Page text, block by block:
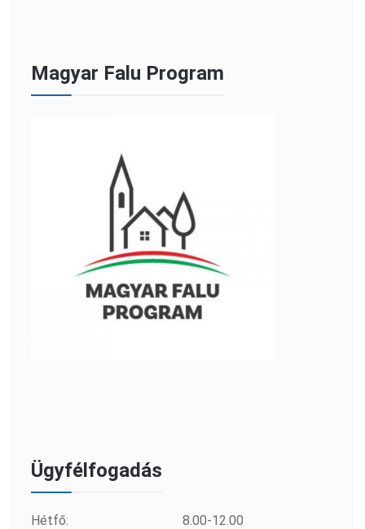
Magyar Falu Program
Ügyfélfogadás
Hétfő:
8.00-12.00